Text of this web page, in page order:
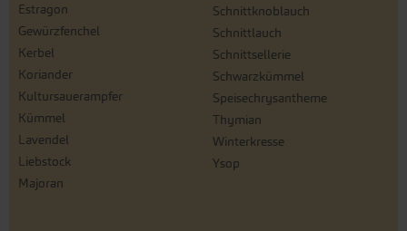
Estragon
Gewürzfenchel
Kerbel
Koriander
Kultursauerampfer
Kümmel
Lavendel
Liebstock
Majoran
Schnittknoblauch
Schnittlauch
Schnittsellerie
Schwarzkümmel
Speisechrysantheme
Thymian
Winterkresse
Ysop